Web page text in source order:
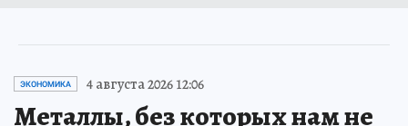
ЭКОНОМИКА 4 августа 2026 12:06
Металлы, без которых нам не